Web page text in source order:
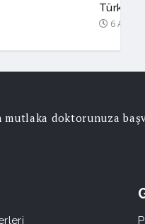
6
mutlaka doktorunuza